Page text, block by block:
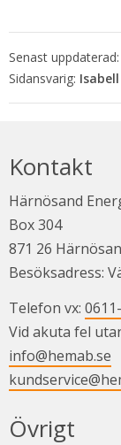
Senast uppdaterad:
Kontakt
Härnösand
Box 304
871 26
Besöksadress:
Telefon vx:
Vid akuta fel
info@hemab.se
Övrigt